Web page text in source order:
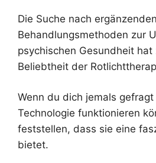
Die Suche nach ergänzenden
Behandlungsmethoden zur
psychischen Gesundheit
Beliebtheit der
Wenn du dich jemals
Technologie funktionieren
feststellen, dass sie eine
bietet.